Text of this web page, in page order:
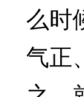
么时
气正